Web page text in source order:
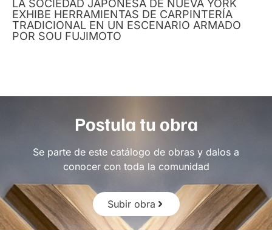
LA SOCIEDAD JAPONESA DE NUEVA YORK
EXHIBE HERRAMIENTAS DE CARPINTERÍA
TRADICIONAL EN UN ESCENARIO ARMADO
POR SOU FUJIMOTO
Postula tu obra
Se parte de este catálogo de obras y dalos a
conocer con toda la comunidad
Subir obra